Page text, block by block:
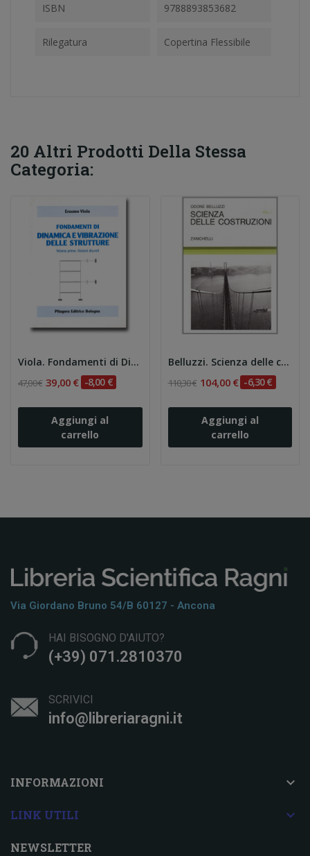
ISBN 9788893853682
Rilegatura Copertina Flessibile
20 Altri Prodotti Della Stessa
Categoria:
Viola. Fondamenti di Dinamica e Vibrazione...
47,00 € 39,00 € -8,00 €
Aggiungi al
carrello
Belluzzi. Scienza delle costruzioni: 1
110,30 € 104,00 € -6,30 €
Aggiungi al
carrello
Via Giordano Bruno 54/b 60127 - Ancona
HAI BISOGNO D'AIUTO?
(+39) 071.2810370
SCRIVICI
info@libreriaragni.it
INFORMAZIONI 
LINK UTILI 
NEWSLETTER